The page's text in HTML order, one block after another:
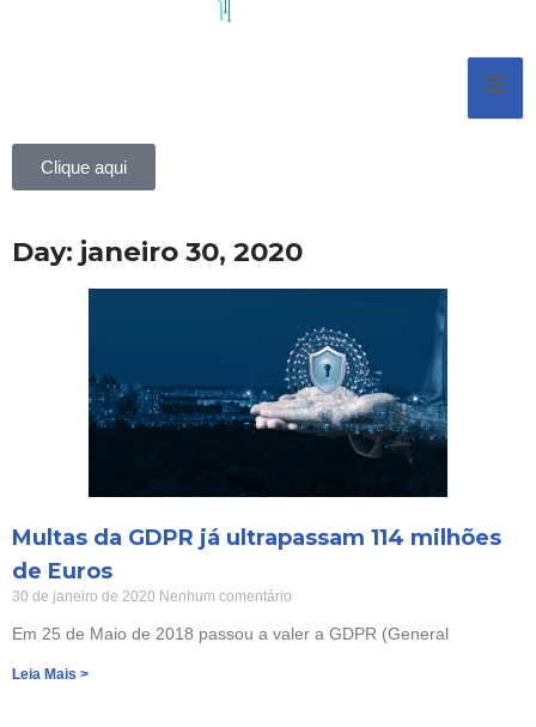
Clique aqui
Day: janeiro 30, 2020
Multas da GDPR já ultrapassam 114 milhões
de Euros
30 de janeiro de 2020 Nenhum comentário
Em 25 de Maio de 2018 passou a valer a GDPR (General
Leia Mais >